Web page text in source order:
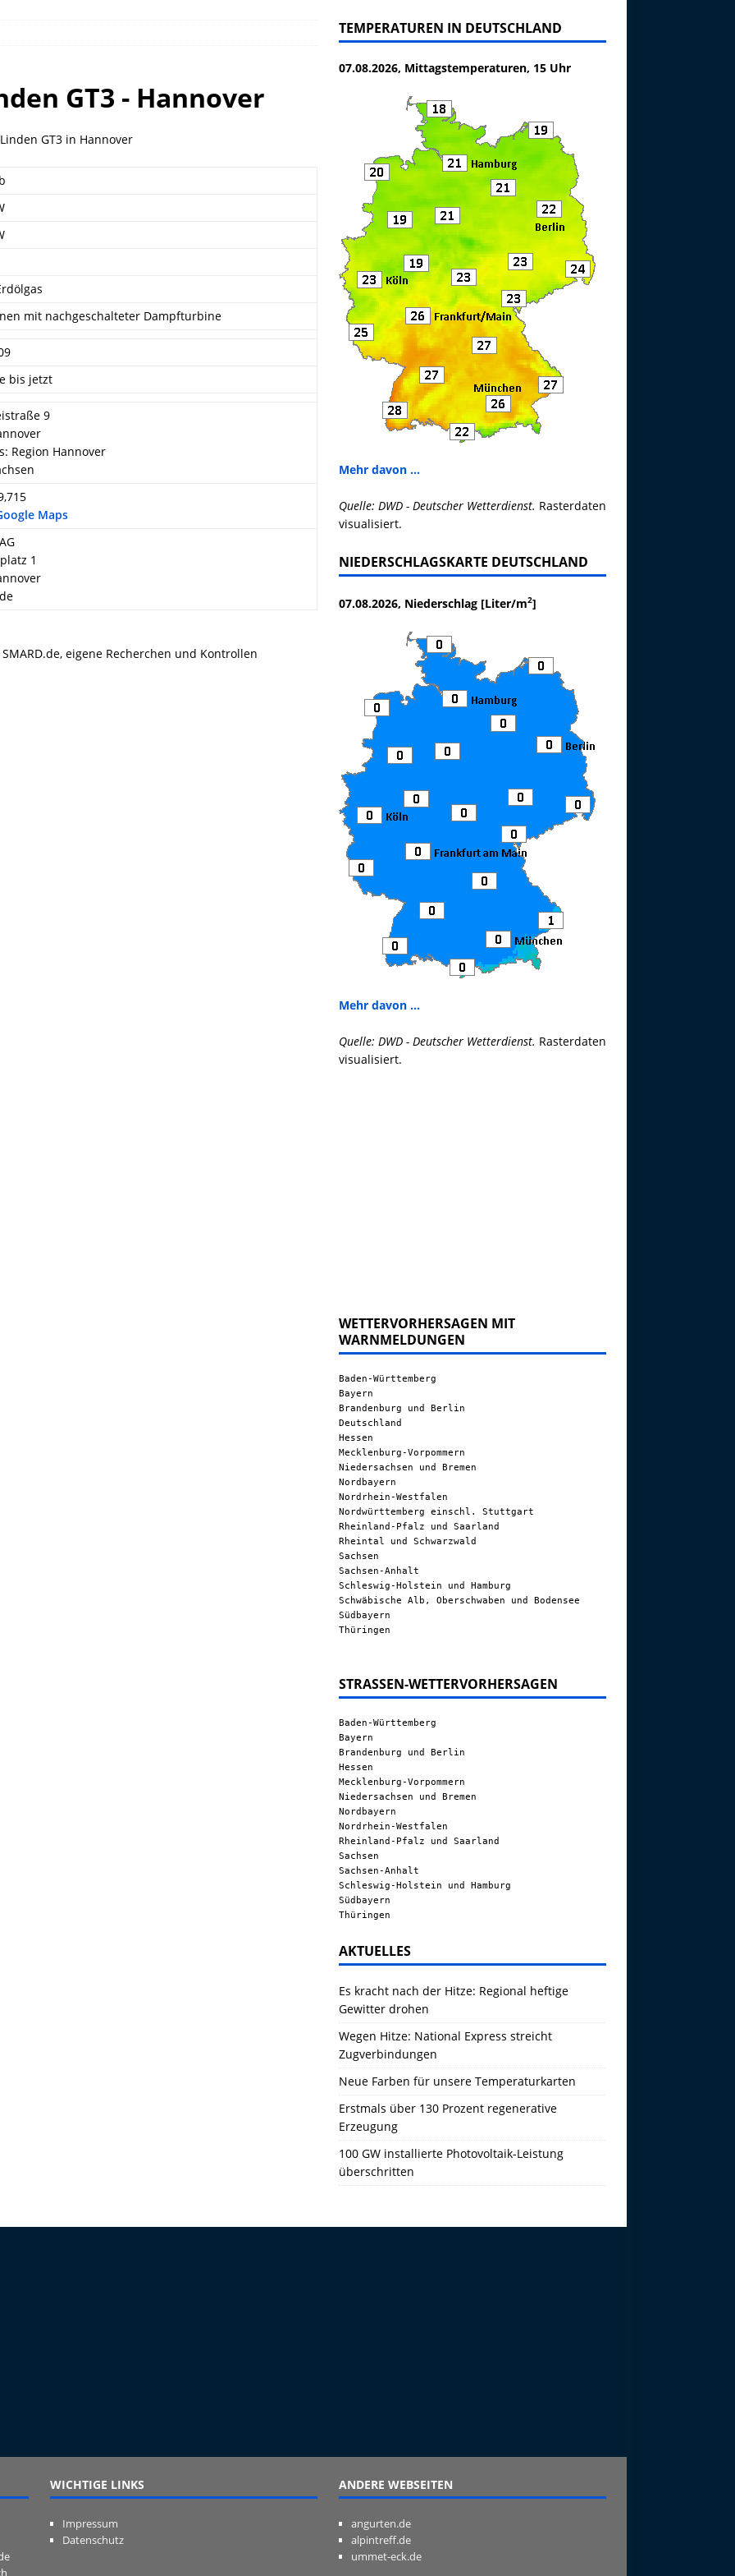
GT3 - Hannover
GT3 in Hannover
mit nachgeschalteter Dampfturbine
bis jetzt
9
Region Hannover
Maps
1
eigene Recherchen und Kontrollen
TEMPERATUREN IN DEUTSCHLAND
07.08.2026, Mittagstemperaturen, 15 Uhr
Mehr davon ...
Quelle: DWD - Deutscher Wetterdienst. Rasterdaten
visualisiert.
NIEDERSCHLAGSKARTE DEUTSCHLAND
07.08.2026, Niederschlag [Liter/m2]
Mehr davon ...
Quelle: DWD - Deutscher Wetterdienst. Rasterdaten
visualisiert.
WETTERVORHERSAGEN MIT
WARNMELDUNGEN
Baden-Württemberg
Bayern
Brandenburg und Berlin
Deutschland
Hessen
Mecklenburg-Vorpommern
Niedersachsen und Bremen
Nordbayern
Nordrhein-Westfalen
Nordwürttemberg einschl. Stuttgart
Rheinland-Pfalz und Saarland
Rheintal und Schwarzwald
Sachsen
Sachsen-Anhalt
Schleswig-Holstein und Hamburg
Schwäbische Alb, Oberschwaben und Bodensee
Südbayern
Thüringen
STRASSEN-WETTERVORHERSAGEN
Baden-Württemberg
Bayern
Brandenburg und Berlin
Hessen
Mecklenburg-Vorpommern
Niedersachsen und Bremen
Nordbayern
Nordrhein-Westfalen
Rheinland-Pfalz und Saarland
Sachsen
Sachsen-Anhalt
Schleswig-Holstein und Hamburg
Südbayern
Thüringen
AKTUELLES
Es kracht nach der Hitze: Regional heftige
Gewitter drohen
Wegen Hitze: National Express streicht
Zugverbindungen
Neue Farben für unsere Temperaturkarten
Erstmals über 130 Prozent regenerative
Erzeugung
100 GW installierte Photovoltaik-Leistung
überschritten
WICHTIGE LINKS
Impressum
Datenschutz
ANDERE WEBSEITEN
angurten.de
alpintreff.de
ummet-eck.de